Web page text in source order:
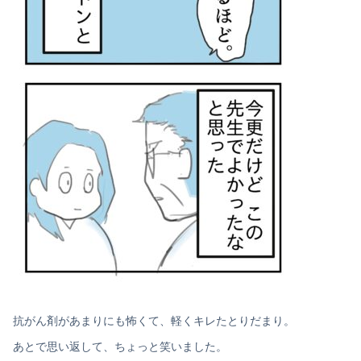
抗がん剤があまりにも怖くて、軽くキレたとりだまり。
あとで思い返して、ちょっと笑いました。